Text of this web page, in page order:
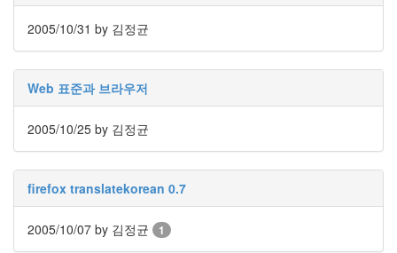
2005/10/31 by 김정균
Web 표준과 브라우저
2005/10/25 by 김정균
firefox translatekorean 0.7
2005/10/07 by 김정균 1
Find!
Categories
192
주
절
주
절